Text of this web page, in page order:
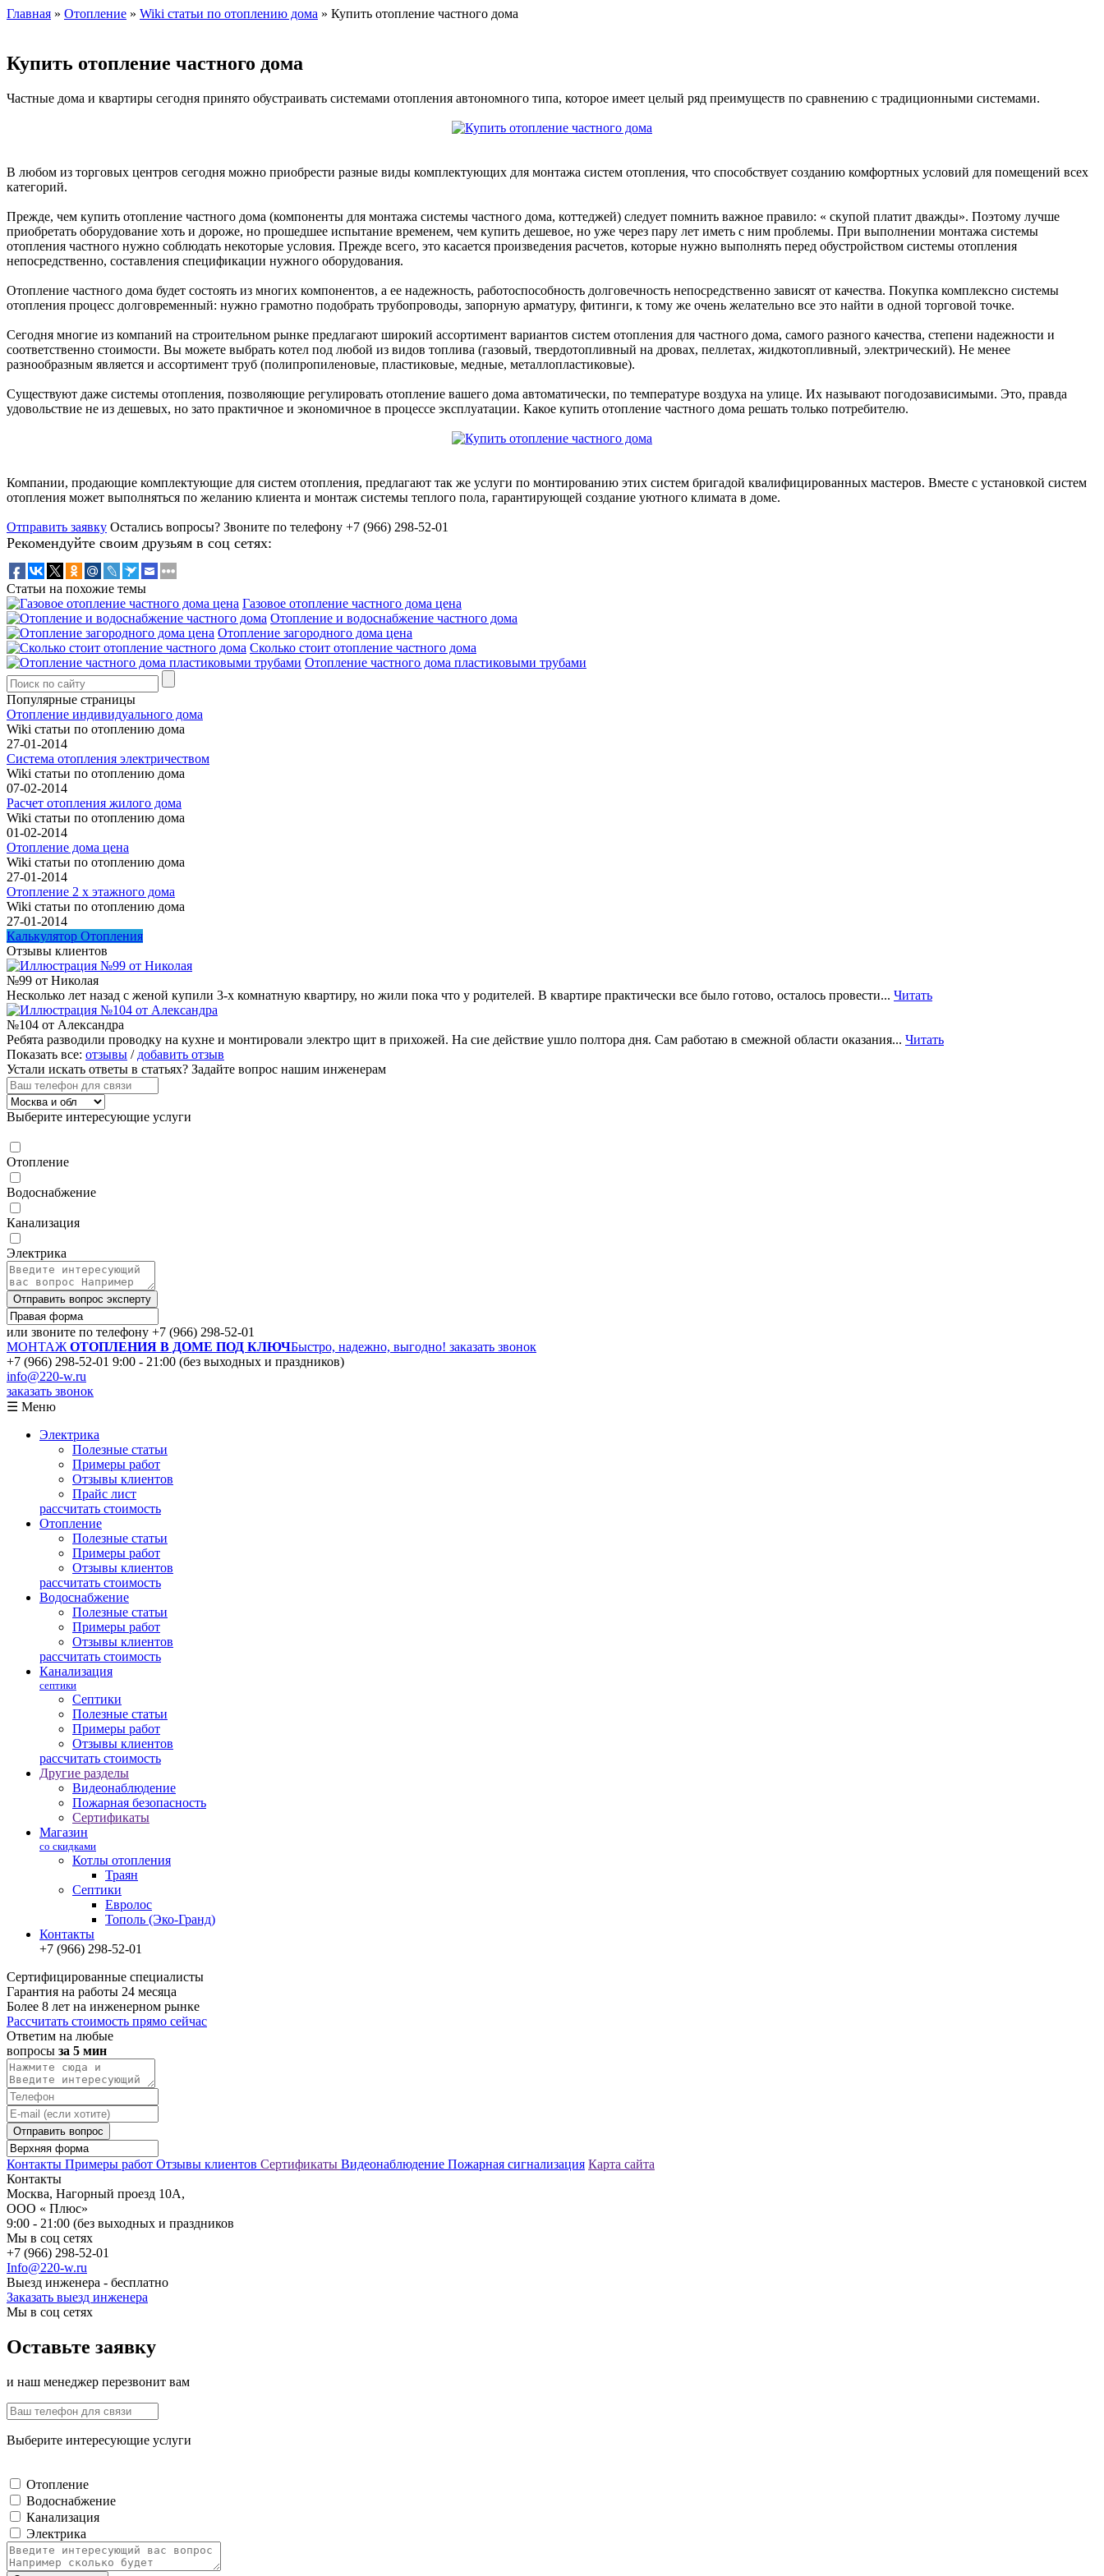
Главная » Отопление » Wiki статьи по отоплению дома » Купить отопление частного дома
Купить отопление частного дома
Частные дома и квартиры сегодня принято обустраивать системами отопления автономного типа, которое имеет целый ряд преимуществ по сравнению с традиционными системами.
В любом из торговых центров сегодня можно приобрести разные виды комплектующих для монтажа систем отопления, что способствует созданию комфортных условий для помещений всех
категорий.
Прежде, чем купить отопление частного дома (компоненты для монтажа системы частного дома, коттеджей) следует помнить важное правило: « скупой платит дважды». Поэтому лучше
приобретать оборудование хоть и дороже, но прошедшее испытание временем, чем купить дешевое, но уже через пару лет иметь с ним проблемы. При выполнении монтажа системы
отопления частного нужно соблюдать некоторые условия. Прежде всего, это касается произведения расчетов, которые нужно выполнять перед обустройством системы отопления
непосредственно, составления спецификации нужного оборудования.
Отопление частного дома будет состоять из многих компонентов, а ее надежность, работоспособность долговечность непосредственно зависят от качества. Покупка комплексно системы
отопления процесс долговременный: нужно грамотно подобрать трубопроводы, запорную арматуру, фитинги, к тому же очень желательно все это найти в одной торговой точке.
Сегодня многие из компаний на строительном рынке предлагают широкий ассортимент вариантов систем отопления для частного дома, самого разного качества, степени надежности и
соответственно стоимости. Вы можете выбрать котел под любой из видов топлива (газовый, твердотопливный на дровах, пеллетах, жидкотопливный, электрический). Не менее
разнообразным является и ассортимент труб (полипропиленовые, пластиковые, медные, металлопластиковые).
Существуют даже системы отопления, позволяющие регулировать отопление вашего дома автоматически, по температуре воздуха на улице. Их называют погодозависимыми. Это, правда
удовольствие не из дешевых, но зато практичное и экономичное в процессе эксплуатации. Какое купить отопление частного дома решать только потребителю.
Компании, продающие комплектующие для систем отопления, предлагают так же услуги по монтированию этих систем бригадой квалифицированных мастеров. Вместе с установкой систем
отопления может выполняться по желанию клиента и монтаж системы теплого пола, гарантирующей создание уютного климата в доме.
Отправить заявку Остались вопросы? Звоните по телефону +7 (966) 298-52-01
Рекомендуйте своим друзьям в соц сетях:
Статьи на похожие темы
Газовое отопление частного дома цена
Отопление и водоснабжение частного дома
Отопление загородного дома цена
Сколько стоит отопление частного дома
Отопление частного дома пластиковыми трубами
Популярные страницы
Отопление индивидуального дома
Wiki статьи по отоплению дома
27-01-2014
Система отопления электричеством
Wiki статьи по отоплению дома
07-02-2014
Расчет отопления жилого дома
Wiki статьи по отоплению дома
01-02-2014
Отопление дома цена
Wiki статьи по отоплению дома
27-01-2014
Отопление 2 х этажного дома
Wiki статьи по отоплению дома
27-01-2014
Калькулятор Отопления
Отзывы клиентов
№99 от Николая
Несколько лет назад с женой купили 3-х комнатную квартиру, но жили пока что у родителей. В квартире практически все было готово, осталось провести... Читать
№104 от Александра
Ребята разводили проводку на кухне и монтировали электро щит в прихожей. На сие действие ушло полтора дня. Сам работаю в смежной области оказания... Читать
Показать все: отзывы / добавить отзыв
Устали искать ответы в статьях? Задайте вопрос нашим инженерам
Выберите интересующие услуги
Отопление
Водоснабжение
Канализация
Электрика
Отправить вопрос эксперту
или звоните по телефону +7 (966) 298-52-01
МОНТАЖ ОТОПЛЕНИЯ В ДОМЕ ПОД КЛЮЧБыстро, надежно, выгодно! заказать звонок
+7 (966) 298-52-01 9:00 - 21:00 (без выходных и праздников)
info@220-w.ru
заказать звонок
☰ Меню
Электрика
Полезные статьи
Примеры работ
Отзывы клиентов
Прайс лист
рассчитать стоимость
Отопление
Полезные статьи
Примеры работ
Отзывы клиентов
рассчитать стоимость
Водоснабжение
Полезные статьи
Примеры работ
Отзывы клиентов
рассчитать стоимость
Канализация
септики
Септики
Полезные статьи
Примеры работ
Отзывы клиентов
рассчитать стоимость
Другие разделы
Видеонаблюдение
Пожарная безопасность
Сертификаты
Магазин
со скидками
Котлы отопления
Траян
Септики
Евролос
Тополь (Эко-Гранд)
Контакты
+7 (966) 298-52-01
Сертифицированные специалисты
Гарантия на работы 24 месяца
Более 8 лет на инженерном рынке
Рассчитать стоимость прямо сейчас
Ответим на любые
вопросы за 5 мин
Отправить вопрос
Контакты Примеры работ Отзывы клиентов Сертификаты Видеонаблюдение Пожарная сигнализация Карта сайта
Контакты
Москва, Нагорный проезд 10А,
ООО « Плюс»
9:00 - 21:00 (без выходных и праздников
Мы в соц сетях
+7 (966) 298-52-01
Info@220-w.ru
Выезд инженера - бесплатно
Заказать выезд инженера
Мы в соц сетях
Оставьте заявку
и наш менеджер перезвонит вам
Выберите интересующие услуги
Отопление
Водоснабжение
Канализация
Электрика